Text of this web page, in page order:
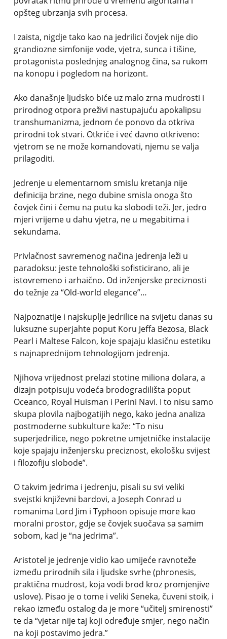
opšteg ubrzanja svih procesa.
I zaista, nigdje tako kao na jedrilici čovjek nije dio
grandiozne simfonije vode, vjetra, sunca i tišine,
protagonista poslednjeg analognog čina, sa rukom
na konopu i pogledom na horizont.
Ako današnje ljudsko biće uz malo zrna mudrosti i
prirodnog otpora preživi nastupajuću apokalipsu
transhumanizma, jednom će ponovo da otkriva
prirodni tok stvari. Otkriće i već davno otkriveno:
vjetrom se ne može komandovati, njemu se valja
prilagoditi.
Jedrenje u elementarnom smislu kretanja nije
definicija brzine, nego dubine smisla onoga što
čovjek čini i čemu na putu ka slobodi teži. Jer, jedro
mjeri vrijeme u dahu vjetra, ne u megabitima i
sekundama.
Privlačnost savremenog načina jedrenja leži u
paradoksu: jeste tehnološki sofisticirano, ali je
istovremeno i arhaično. Od inženjerske preciznosti
do težnje za “Old-world elegance”…
Najpoznatije i najskuplje jedrilice na svijetu danas su
luksuzne superjahte poput Koru Jeffa Bezosa, Black
Pearl i Maltese Falcon, koje spajaju klasičnu estetiku
s najnaprednijom tehnologijom jedrenja.
Njihova vrijednost prelazi stotine miliona dolara, a
dizajn potpisuju vodeća brodogradilišta poput
Oceanco, Royal Huisman i Perini Navi. I to nisu samo
skupa plovila najbogatijih nego, kako jedna analiza
postmoderne subkulture kaže: “To nisu
superjedrilice, nego pokretne umjetničke instalacije
koje spajaju inženjersku preciznost, ekološku svijest
i filozofiju slobode”.
O takvim jedrima i jedrenju, pisali su svi veliki
svejstki književni bardovi, a Joseph Conrad u
romanima Lord Jim i Typhoon opisuje more kao
moralni prostor, gdje se čovjek suočava sa samim
sobom, kad je “na jedrima”.
Aristotel je jedrenje vidio kao umijeće ravnoteže
između prirodnih sila i ljudske svrhe (phronesis,
praktična mudrost, koja vodi brod kroz promjenjive
uslove). Pisao je o tome i veliki Seneka, čuveni stoik, i
rekao između ostalog da je more “učitelj smirenosti”
te da “vjetar nije taj koji određuje smjer, nego način
na koji postavimo jedra.”